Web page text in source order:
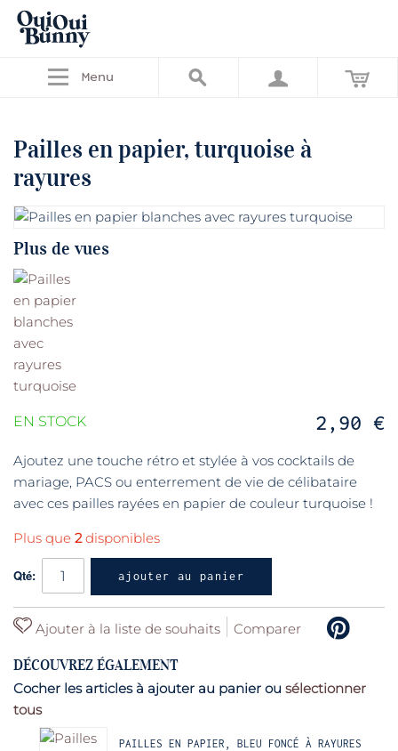
Menu
Pailles en papier, turquoise à
rayures
Plus de vues
2,90 €
EN STOCK
Ajoutez une touche rétro et stylée à vos cocktails de
mariage, PACS ou enterrement de vie de célibataire
avec ces pailles rayées en papier de couleur turquoise !
Plus que 2disponibles
Qté: ajouter au panier
Ajouter à la liste de souhaits Comparer
DÉCOUVREZ ÉGALEMENT
Cocher les articles à ajouter au panier ou sélectionner
tous
PAILLES EN PAPIER, BLEU FONCÉ À RAYURES